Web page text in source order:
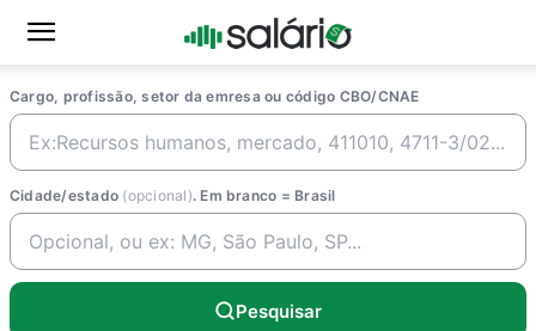
Cargo, profissão, setor da emresa ou código CBO/CNAE
Cidade/estado (opcional). Em branco = Brasil
Pesquisar